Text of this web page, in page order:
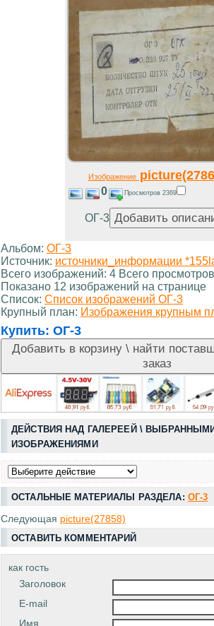
Изображение
0 Просмотров 2369
ОГ-3
Альбом: ОГ-3
Источник: источники_информации
Всего изображений: 4 Всего
Показано 12 изображений на странице
Список: Список изображений ОГ-3
Крупный план: Изображения крупным
Купить: ОГ-3
ДЕЙСТВИЯ НАД ГАЛЕРЕЕЙ \
ИЗОБРАЖЕНИЯМИ
ОСТАЛЬНЫЕ МАТЕРИАЛЫ РАЗДЕЛА: ОГ-3
Следующая picture(27858)
ОСТАВИТЬ КОММЕНТАРИЙ
как гость
Заголовок
E-mail
Имя